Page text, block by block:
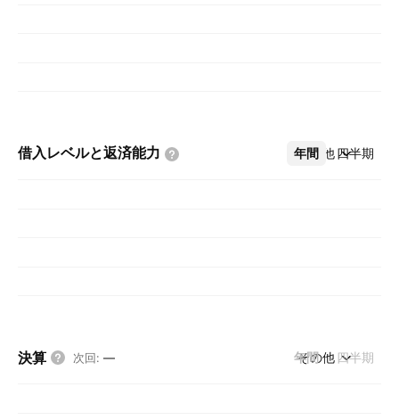
借入レベルと返済能力 年間 四半期
その他
決算 次回: — 年間 四半期
その他